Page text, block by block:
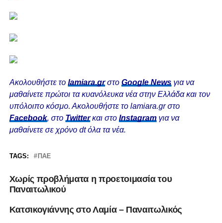
Ακολουθήστε το lamiara.grστο Google Newsγια να
μαθαίνετε πρώτοι τα κυανόλευκα νέα στην Ελλάδα και τον
υπόλοιπο κόσμο. Ακολουθήστε το lamiara.gr στο
Facebook, στο Twitterκαι στο Instagram για να
μαθαίνετε σε χρόνο dt όλα τα νέα.
TAGS: ΠΑΕ
Χωρίς προβλήματα η προετοιμασία του
Παναιτωλικού
Κατσικογιάννης στο Λαμία – Παναιτωλικός